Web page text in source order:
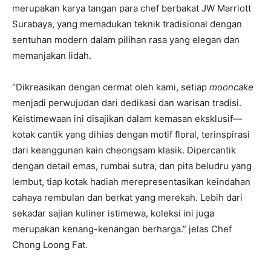
merupakan karya tangan para chef berbakat JW Marriott
Surabaya, yang memadukan teknik tradisional dengan
sentuhan modern dalam pilihan rasa yang elegan dan
memanjakan lidah.
“Dikreasikan dengan cermat oleh kami, setiap mooncake
menjadi perwujudan dari dedikasi dan warisan tradisi.
Keistimewaan ini disajikan dalam kemasan eksklusif—
kotak cantik yang dihias dengan motif floral, terinspirasi
dari keanggunan kain cheongsam klasik. Dipercantik
dengan detail emas, rumbai sutra, dan pita beludru yang
lembut, tiap kotak hadiah merepresentasikan keindahan
cahaya rembulan dan berkat yang merekah. Lebih dari
sekadar sajian kuliner istimewa, koleksi ini juga
merupakan kenang-kenangan berharga.” jelas Chef
Chong Loong Fat.